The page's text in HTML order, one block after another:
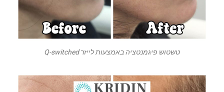
טשטוש פיגמנטציה באמצעות לייזר Q-switched